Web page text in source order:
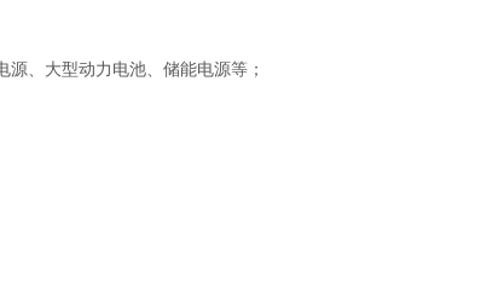
、大型动力电池、储能电源等；